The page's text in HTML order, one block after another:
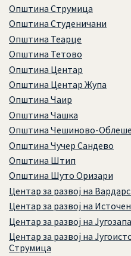
Општина Струмица
Општина Студеничани
Општина Теарце
Општина Тетово
Општина Центар
Општина Центар Жупа
Општина Чаир
Општина Чашка
Општина Чешиново-
Општина Чучер Сандево
Општина Штип
Општина Шуто Оризари
Центар за развој на
Центар за развој на
Центар за развој на
Центар за развој на
Струмица